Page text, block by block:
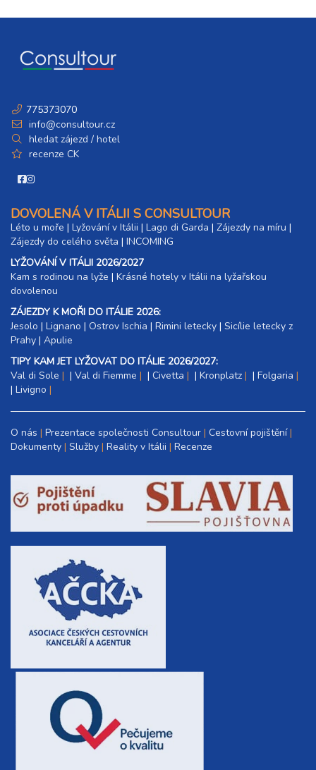
7 900 Kč
11 000 Kč
27.09. - 01.10.26
neděle - čtvrtek
neděle - pátek
7 900 Kč rezervovat
27.09. - 04.10.26
neděle - neděle
11 000 Kč rezervovat
775373070
info@consultour.cz
hledat zájezd / hotel
recenze CK
DOVOLENÁ V ITÁLII S CONSULTOUR
Léto u moře | Lyžování v Itálii | Lago di Garda | Zájezdy na míru |
Zájezdy do celého světa | INCOMING
LYŽOVÁNÍ V ITÁLII 2026/2027
Kam s rodinou na lyže |​ Krásné hotely v Itálii na lyžařskou
dovolenou
ZÁJEZDY K MOŘI DO ITÁLIE 2026:
Jesolo | Lignano | Ostrov Ischia | Rimini letecky | Sicílie letecky z
Prahy | Apulie
TIPY KAM JET LYŽOVAT DO ITÁLIE 2026/2027:
Val di Sole
| Val di Fiemme | Civetta | Kronplatz | Folgaria
| Livigno
O nás Prezentace společnosti Consultour Cestovní pojištění
Dokumenty Služby Reality v Itálii Recenze